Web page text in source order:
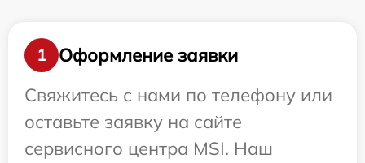
1
Оформление заявки
Свяжитесь с нами по телефону или
оставьте заявку на сайте
сервисного центра MSI. Наш